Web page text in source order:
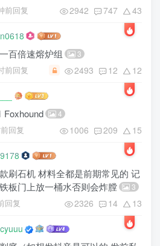
前回复 2942 747 43
百倍速熔炉组 3
前回复 2493 12 12
Foxhound 4
回复 1006 209 15
刷石机 材料全都是前期常见的 记
板门上放一桶水否则会炸膛
3
回复 2326 14 13